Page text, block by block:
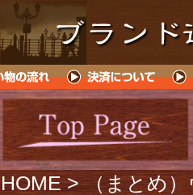
HOME > （まとめ